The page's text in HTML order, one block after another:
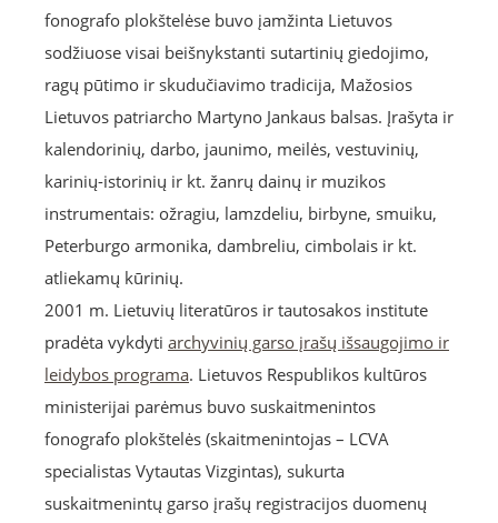
fonografo plokštelėse buvo įamžinta Lietuvos
sodžiuose visai beišnykstanti sutartinių giedojimo,
ragų pūtimo ir skudučiavimo tradicija, Mažosios
Lietuvos patriarcho Martyno Jankaus balsas. Įrašyta ir
kalendorinių, darbo, jaunimo, meilės, vestuvinių,
karinių-istorinių ir kt. žanrų dainų ir muzikos
instrumentais: ožragiu, lamzdeliu, birbyne, smuiku,
Peterburgo armonika, dambreliu, cimbolais ir kt.
atliekamų kūrinių.
2001 m. Lietuvių literatūros ir tautosakos institute
pradėta vykdyti archyvinių garso įrašų išsaugojimo ir
leidybos programa. Lietuvos Respublikos kultūros
ministerijai parėmus buvo suskaitmenintos
fonografo plokštelės (skaitmenintojas – LCVA
specialistas Vytautas Vizgintas), sukurta
suskaitmenintų garso įrašų registracijos duomenų